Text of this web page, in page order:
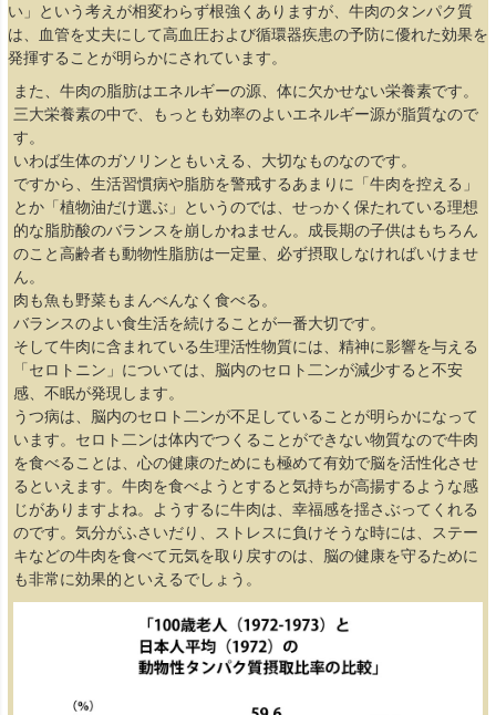
い」という考えが相変わらず根強くありますが、牛肉のタンパク質
は、血管を丈夫にして高血圧および循環器疾患の予防に優れた効果を
発揮することが明らかにされています。
また、牛肉の脂肪はエネルギーの源、体に欠かせない栄養素です。
三大栄養素の中で、もっとも効率のよいエネルギー源が脂質なので
す。
いわば生体のガソリンともいえる、大切なものなのです。
ですから、生活習慣病や脂肪を警戒するあまりに「牛肉を控える」
とか「植物油だけ選ぶ」というのでは、せっかく保たれている理想
的な脂肪酸のバランスを崩しかねません。成長期の子供はもちろん
のこと高齢者も動物性脂肪は一定量、必ず摂取しなければいけませ
ん。
肉も魚も野菜もまんべんなく食べる。
バランスのよい食生活を続けることが一番大切です。
そして牛肉に含まれている生理活性物質には、精神に影響を与える
「セロトニン」については、脳内のセロト二ンが減少すると不安
感、不眠が発現します。
うつ病は、脳内のセロト二ンが不足していることが明らかになって
います。セロト二ンは体内でつくることができない物質なので牛肉
を食べることは、心の健康のためにも極めて有効で脳を活性化させ
るといえます。牛肉を食べようとすると気持ちが高揚するような感
じがありますよね。ようするに牛肉は、幸福感を揺さぶってくれる
のです。気分がふさいだり、ストレスに負けそうな時には、ステー
キなどの牛肉を食べて元気を取り戻すのは、脳の健康を守るために
も非常に効果的といえるでしょう。